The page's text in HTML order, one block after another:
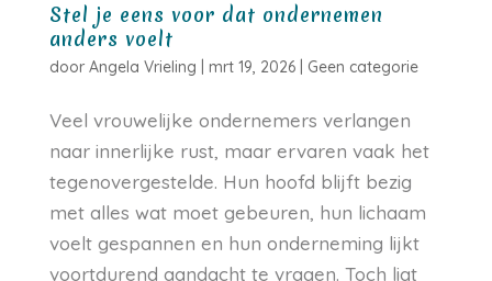
Stel je eens voor dat ondernemen
anders voelt
door Angela Vrieling mrt 19, 2026| Geen categorie
Veel vrouwelijke ondernemers verlangen
naar innerlijke rust, maar ervaren vaak het
tegenovergestelde. Hun hoofd blijft bezig
met alles wat moet gebeuren, hun lichaam
voelt gespannen en hun onderneming lijkt
voortdurend aandacht te vragen. Toch ligt